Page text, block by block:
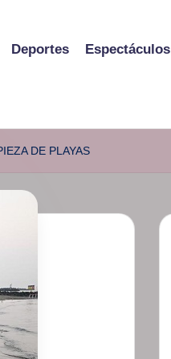
Deportes Espectáculos
DE PLAYAS